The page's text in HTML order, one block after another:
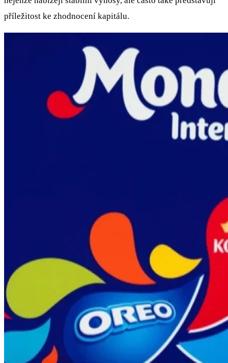
příležitost ke zhodnocení kapitálu.